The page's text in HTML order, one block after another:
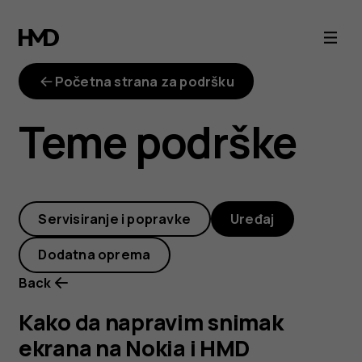
Kako
da
napravim
snimak
ekrana
na
Nokia
Početna strana za podršku
Teme podrške
Servisiranje i popravke Uređaj
Dodatna oprema
Back
Kako da napravim snimak
ekrana na Nokia i HMD